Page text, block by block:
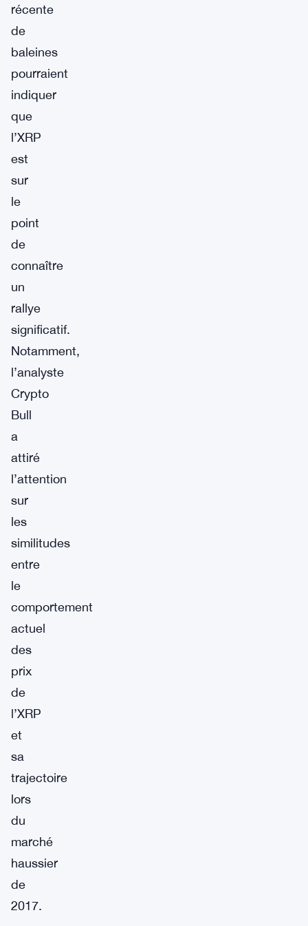
récente
de
baleines
pourraient
indiquer
que
l’XRP
est
sur
le
point
de
connaître
un
rallye
significatif.
Notamment,
l’analyste
Crypto
Bull
a
attiré
l’attention
sur
les
similitudes
entre
le
comportement
actuel
des
prix
de
l’XRP
et
sa
trajectoire
lors
du
marché
haussier
de
2017.